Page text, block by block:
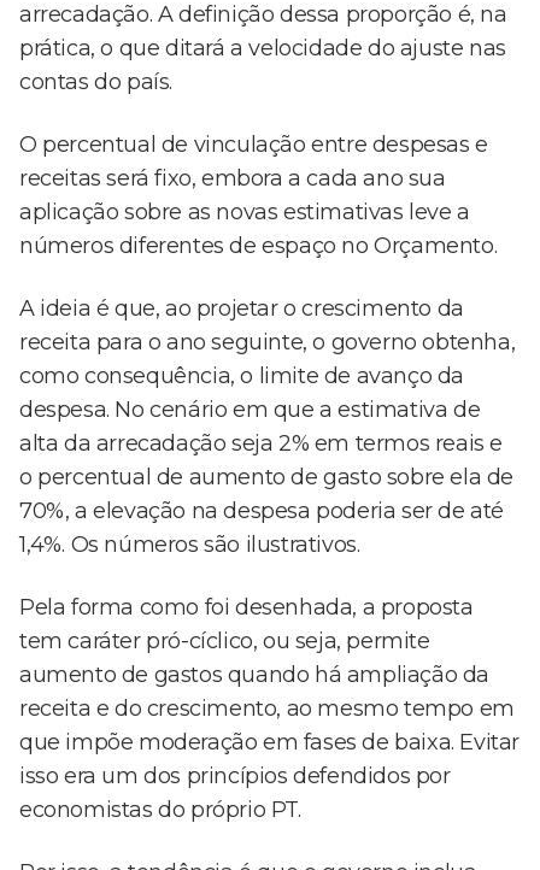
arrecadação. A definição dessa proporção é, na
prática, o que ditará a velocidade do ajuste nas
contas do país.
O percentual de vinculação entre despesas e
receitas será fixo, embora a cada ano sua
aplicação sobre as novas estimativas leve a
números diferentes de espaço no Orçamento.
A ideia é que, ao projetar o crescimento da
receita para o ano seguinte, o governo obtenha,
como consequência, o limite de avanço da
despesa. No cenário em que a estimativa de
alta da arrecadação seja 2% em termos reais e
o percentual de aumento de gasto sobre ela de
70%, a elevação na despesa poderia ser de até
1,4%. Os números são ilustrativos.
Pela forma como foi desenhada, a proposta
tem caráter pró-cíclico, ou seja, permite
aumento de gastos quando há ampliação da
receita e do crescimento, ao mesmo tempo em
que impõe moderação em fases de baixa. Evitar
isso era um dos princípios defendidos por
economistas do próprio PT.